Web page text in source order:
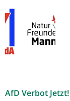
AfD Verbot Jetzt!